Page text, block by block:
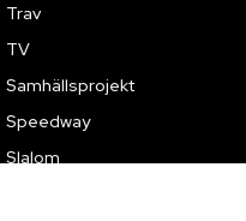
Trav
TV
Samhällsprojekt
Speedway
Slalom